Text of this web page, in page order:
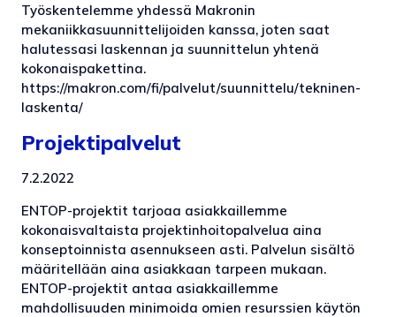
Työskentelemme yhdessä Makronin
mekaniikkasuunnittelijoiden kanssa, joten saat
halutessasi laskennan ja suunnittelun yhtenä
kokonaispakettina.
https://makron.com/fi/palvelut/suunnittelu/tekninen-
laskenta/
Projektipalvelut
7.2.2022
ENTOP-projektit tarjoaa asiakkaillemme
kokonaisvaltaista projektinhoitopalvelua aina
konseptoinnista asennukseen asti. Palvelun sisältö
määritellään aina asiakkaan tarpeen mukaan.
ENTOP-projektit antaa asiakkaillemme
mahdollisuuden minimoida omien resurssien käytön